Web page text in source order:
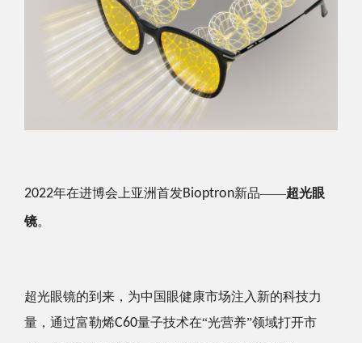
2022年在进博会上亚洲首发Bioptron新品——超光眼
镜。
超光眼镜的到来，为中国眼健康市场注入新的科技力
量，通过富勒烯C60量子技术在“光营养”领域打开市